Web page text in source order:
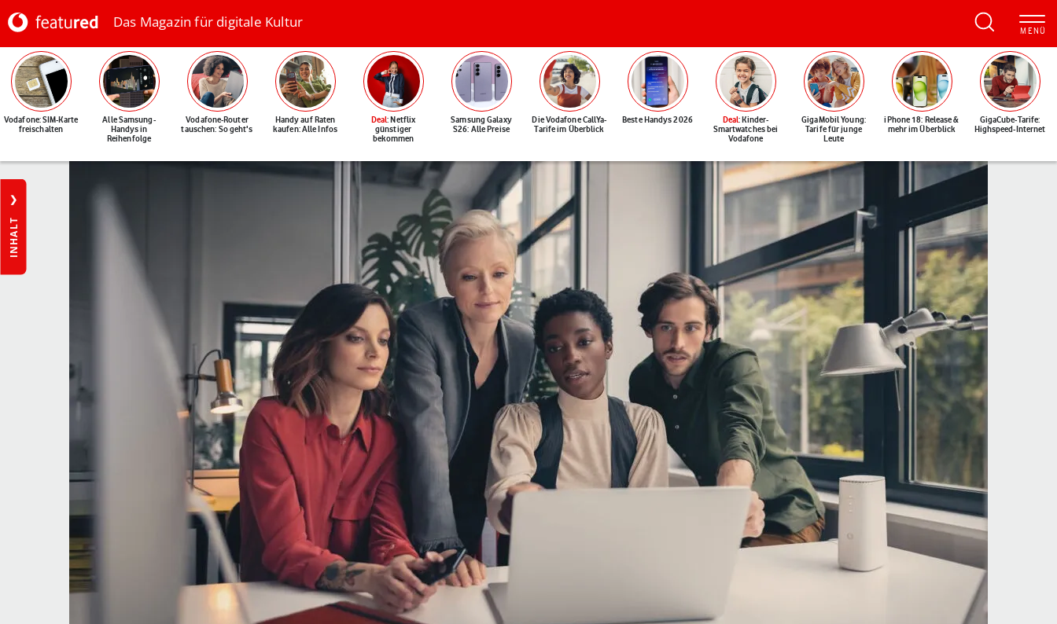
Das Magazin für digitale Kultur
Vodafone: SIM-Karte
freischalten
Alle Samsung-
Handys in
Reihenfolge
Vodafone-Router
tauschen: So geht's
Handy auf Raten
kaufen: Alle Infos
Deal: Netflix
günstiger
bekommen
Samsung Galaxy
S26: Alle Preise
Die Vodafone CallYa-
Tarife im Überblick
Beste Handys 2026 Deal: Kinder-
Smartwatches bei
Vodafone
GigaMobil Young:
Tarife für junge
Leute
iPhone 18: Release &
mehr im Überblick
GigaCube-Tarife:
Highspeed-Internet
INHALT